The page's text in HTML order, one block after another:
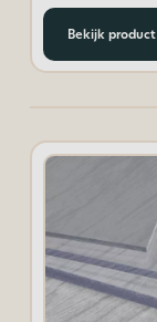
Bekijk product